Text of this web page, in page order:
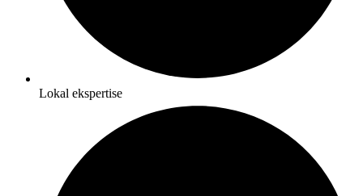
Lokal ekspertise